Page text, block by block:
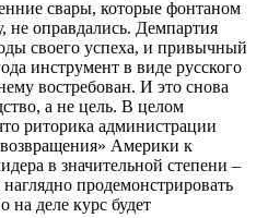
свары, которые фонтаном
не оправдались. Демпартия
своего успеха, и привычный
инструмент в виде русского
востребован. И это снова
а не цель. В целом
риторика администрации
Америки к
в значительной степени –
продемонстрировать
на деле курс будет